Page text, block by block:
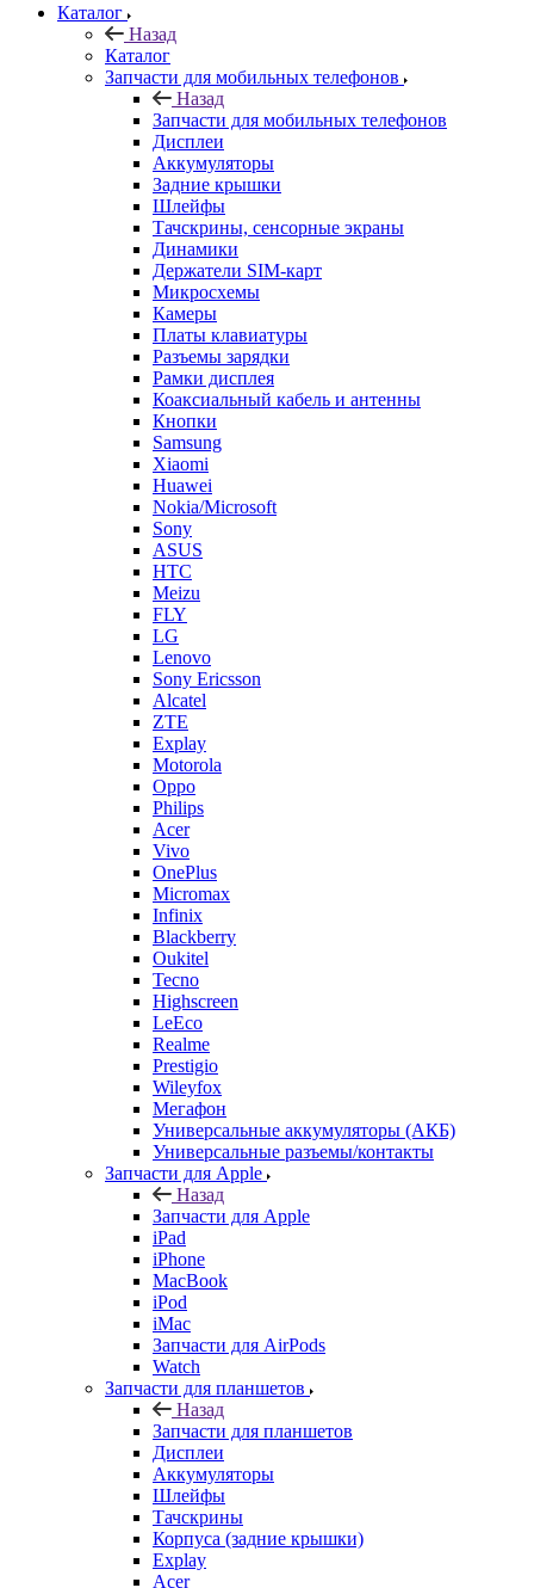
Каталог
Назад
Каталог
Запчасти для мобильных телефонов
Назад
Запчасти для мобильных телефонов
Дисплеи
Аккумуляторы
Задние крышки
Шлейфы
Тачскрины, сенсорные экраны
Динамики
Держатели SIM-карт
Микросхемы
Камеры
Платы клавиатуры
Разъемы зарядки
Рамки дисплея
Коаксиальный кабель и антенны
Кнопки
Samsung
Xiaomi
Huawei
Nokia/Microsoft
Sony
ASUS
HTC
Meizu
FLY
LG
Lenovo
Sony Ericsson
Alcatel
ZTE
Explay
Motorola
Oppo
Philips
Acer
Vivo
OnePlus
Micromax
Infinix
Blackberry
Oukitel
Tecno
Highscreen
LeEco
Realme
Prestigio
Wileyfox
Мегафон
Универсальные аккумуляторы (АКБ)
Универсальные разъемы/контакты
Запчасти для Apple
Назад
Запчасти для Apple
iPad
iPhone
MacBook
iPod
iMac
Запчасти для AirPods
Watch
Запчасти для планшетов
Назад
Запчасти для планшетов
Дисплеи
Аккумуляторы
Шлейфы
Тачскрины
Корпуса (задние крышки)
Explay
Acer